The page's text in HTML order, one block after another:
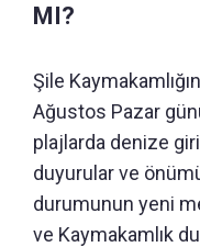
MI?
Şile
Ağustos Pazar
plajlarda denize
duyurular ve
durumunun yeni
ve Kaymakamlık